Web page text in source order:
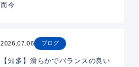
而今
2026.07.06 ブログ
【知多】滑らかでバランスの良い